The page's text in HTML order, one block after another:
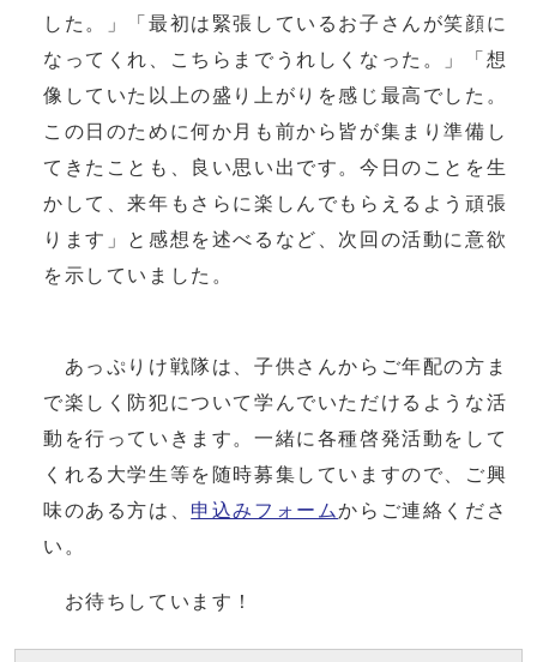
した。」「最初は緊張しているお子さんが笑顔に
なってくれ、こちらまでうれしくなった。」「想
像していた以上の盛り上がりを感じ最高でした。
この日のために何か月も前から皆が集まり準備し
てきたことも、良い思い出です。今日のことを生
かして、来年もさらに楽しんでもらえるよう頑張
ります」と感想を述べるなど、次回の活動に意欲
を示していました。
あっぷりけ戦隊は、子供さんからご年配の方ま
で楽しく防犯について学んでいただけるような活
動を行っていきます。一緒に各種啓発活動をして
くれる大学生等を随時募集していますので、ご興
味のある方は、 申込みフォームからご連絡くださ
い。
お待ちしています！